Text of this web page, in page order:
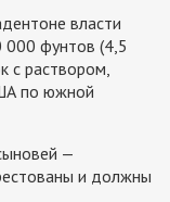
власти
000 фунтов (4,5
с раствором,
по южной
—
и должны